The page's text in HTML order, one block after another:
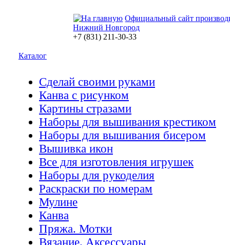
Официальный сайт
Нижний Новгород
+7 (831) 211-30-33
Каталог
Сделай своими руками
Канва с рисунком
Картины стразами
Наборы для вышивания крестиком
Наборы для вышивания бисером
Вышивка икон
Все для изготовления игрушек
Наборы для рукоделия
Раскраски по номерам
Мулине
Канва
Пряжа. Мотки
Вязание. Аксессуары